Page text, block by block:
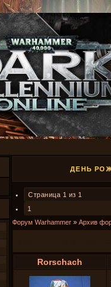
ДЕНЬ
Страница 1 из 1
1
Форум Warhammer » Архив
Rorschach